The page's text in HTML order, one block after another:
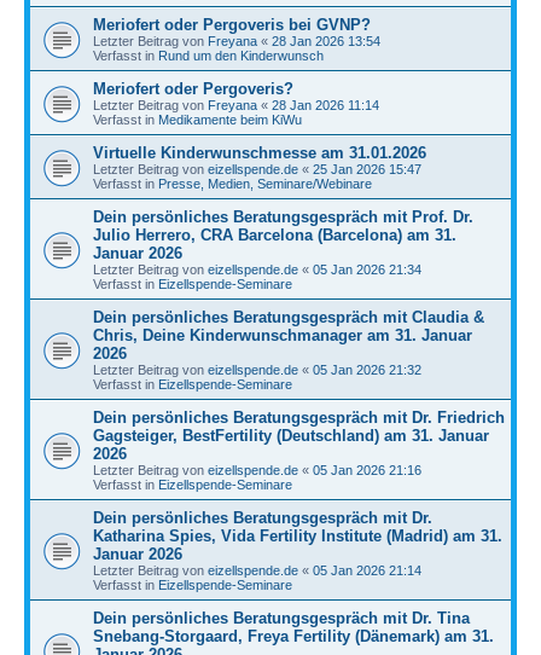
Meriofert oder Pergoveris bei GVNP?
Letzter Beitrag von Freyana « 28 Jan 2026 13:54
Verfasst in Rund um den Kinderwunsch
Meriofert oder Pergoveris?
Letzter Beitrag von Freyana « 28 Jan 2026 11:14
Verfasst in Medikamente beim KiWu
Virtuelle Kinderwunschmesse am 31.01.2026
Letzter Beitrag von eizellspende.de « 25 Jan 2026 15:47
Verfasst in Presse, Medien, Seminare/Webinare
Dein persönliches Beratungsgespräch mit Prof. Dr.
Julio Herrero, CRA Barcelona (Barcelona) am 31.
Januar 2026
Letzter Beitrag von eizellspende.de « 05 Jan 2026 21:34
Verfasst in Eizellspende-Seminare
Dein persönliches Beratungsgespräch mit Claudia &
Chris, Deine Kinderwunschmanager am 31. Januar
2026
Letzter Beitrag von eizellspende.de « 05 Jan 2026 21:32
Verfasst in Eizellspende-Seminare
Dein persönliches Beratungsgespräch mit Dr. Friedrich
Gagsteiger, BestFertility (Deutschland) am 31. Januar
2026
Letzter Beitrag von eizellspende.de « 05 Jan 2026 21:16
Verfasst in Eizellspende-Seminare
Dein persönliches Beratungsgespräch mit Dr.
Katharina Spies, Vida Fertility Institute (Madrid) am 31.
Januar 2026
Letzter Beitrag von eizellspende.de « 05 Jan 2026 21:14
Verfasst in Eizellspende-Seminare
Dein persönliches Beratungsgespräch mit Dr. Tina
Snebang-Storgaard, Freya Fertility (Dänemark) am 31.